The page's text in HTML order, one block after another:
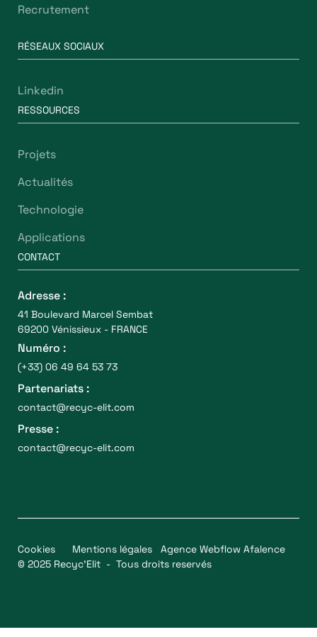
Recrutement
RÉSEAUX SOCIAUX
Linkedin
RESSOURCES
Projets
Actualités
Technologie
Applications
CONTACT
Adresse :
41 Boulevard Marcel Sembat
69200 Vénissieux - FRANCE
Numéro :
(+33) 06 49 64 53 73
Partenariats :
contact@recyc-elit.com
Presse :
contact@recyc-elit.com
© 2025 Recyc’Elit - Tous droits reservés
Cookies Mentions légales Agence Webflow Afalence